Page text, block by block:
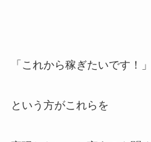
「これから稼ぎたいです！」
という方がこれらを